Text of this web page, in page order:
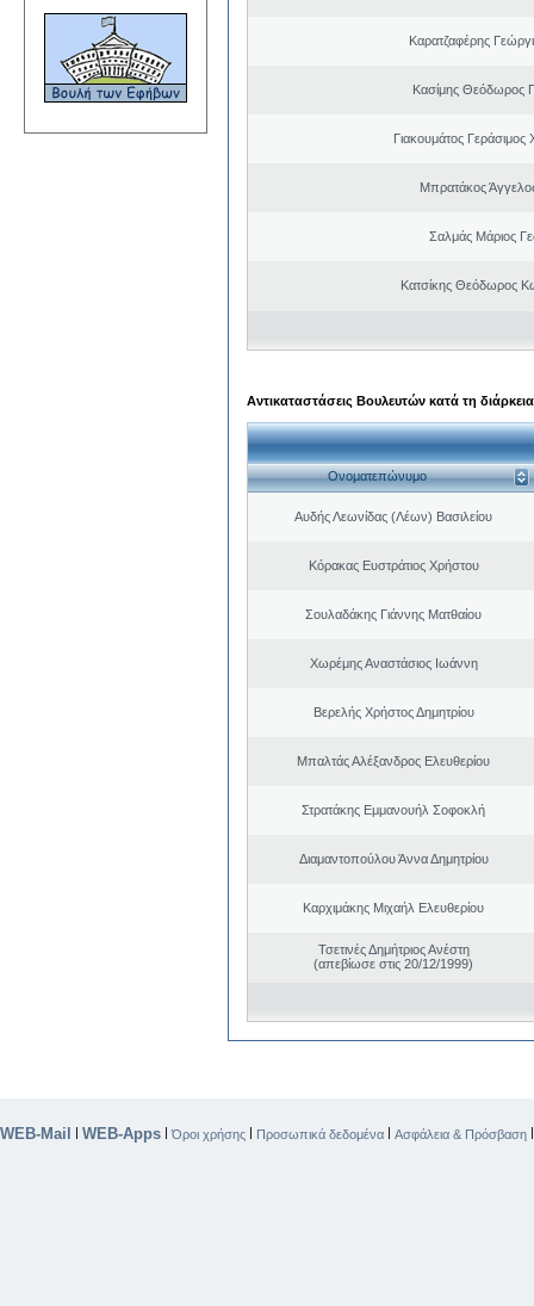
Καρατζαφέρης
Κασίμης Θεόδωρος
Γιακουμάτος
Μπρατάκος
Σαλμάς Μάριος
Κατσίκης Θεόδωρος
Αντικαταστάσεις Βουλευτών κατά τη
Ονοματεπώνυμο
Αυδής Λεωνίδας (Λέων) Βασιλείου
Κόρακας Ευστράτιος Χρήστου
Σουλαδάκης Γιάννης Ματθαίου
Χωρέμης Αναστάσιος Ιωάννη
Βερελής Χρήστος Δημητρίου
Μπαλτάς Αλέξανδρος Ελευθερίου
Στρατάκης Εμμανουήλ Σοφοκλή
Διαμαντοπούλου Άννα Δημητρίου
Καρχιμάκης Μιχαήλ Ελευθερίου
Τσετινές Δημήτριος Ανέστη
(απεβίωσε στις 20/12/1999)
WEB-Mail | WEB-Apps |Όροι χρήσης | Προσωπικά δεδομένα | Ασφάλεια & Πρόσβαση